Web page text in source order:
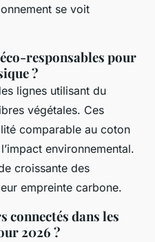
se voit
responsables pour
?
lignes utilisant du
végétales. Ces
comparable au coton
environnemental.
croissante des
empreinte carbone.
connectés dans les
2026 ?